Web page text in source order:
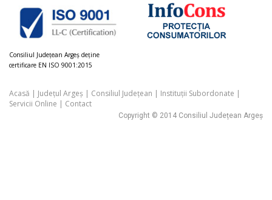
Consiliul Judeţean Argeș deţine
certificare EN ISO 9001:2015
Acasă | Județul Argeș | Consiliul Județean | Instituții Subordonate |
Servicii Online | Contact
Copyright © 2014 Consiliul Județean Argeș